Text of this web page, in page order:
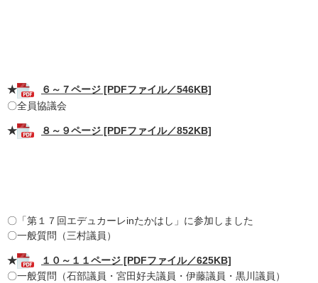
★
６～７ページ [PDFファイル／546KB]
〇全員協議会
★ ８～９ページ [PDFファイル／852KB]
〇「第１７回エデュカーレinたかはし」に参加しました
〇一般質問（三村議員）
★
１０～１１ページ [PDFファイル／625KB]
〇一般質問（石部議員・宮田好夫議員・伊藤議員・黒川議員）